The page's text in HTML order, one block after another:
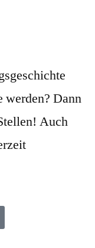
werden? Dann
Auch